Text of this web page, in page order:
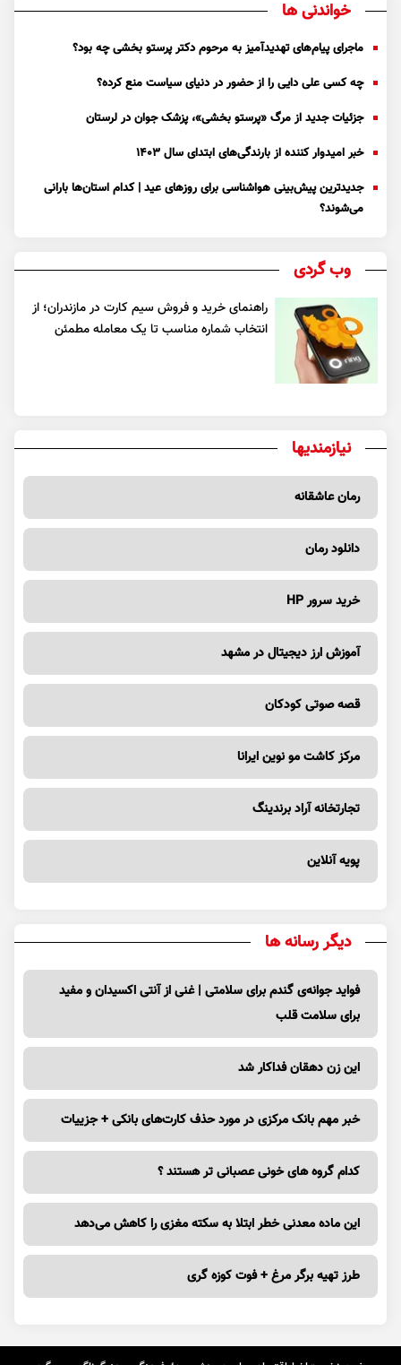
خواندنی ها
ماجرای پیام‌های تهدیدآمیز به مرحوم دکتر پرستو بخشی چه بود؟
چه کسی علی دایی را از حضور در دنیای سیاست منع کرده؟
جزئیات جدید از مرگ «پرستو بخشی»، پزشک جوان در لرستان
خبر امیدوار کننده از بارندگی‌های ابتدای سال ۱۴۰۳
جدیدترین پیش‌بینی هواشناسی برای روزهای عید | کدام استان‌ها بارانی
می‌شوند؟
وب گردی
راهنمای خرید و فروش سیم کارت در مازندران؛ از
انتخاب شماره مناسب تا یک معامله مطمئن
نیازمندیها
رمان عاشقانه
دانلود رمان
خرید سرور HP
آموزش ارز دیجیتال در مشهد
قصه صوتی کودکان
مرکز کاشت مو نوین ایرانا
تجارتخانه آراد برندینگ
پویه آنلاین
دیگر رسانه ها
فواید جوانه‌ی گندم برای سلامتی | غنی از آنتی اکسیدان و مفید
برای سلامت قلب
این زن دهقان فداکار شد
خبر مهم بانک مرکزی در مورد حذف کارت‌های بانکی + جزییات
کدام گروه های خونی عصبانی تر هستند ؟
این ماده معدنی خطر ابتلا به سکته مغزی را کاهش می‌دهد
طرز تهیه برگر مرغ + فوت کوزه گری